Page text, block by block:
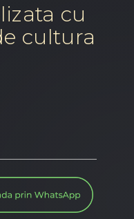
cu
cultura